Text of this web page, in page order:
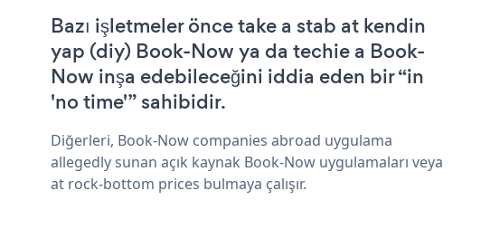
Bazı işletmeler önce take a stab at kendin
yap (diy) Book-Now ya da techie a Book-
Now inşa edebileceğini iddia eden bir “in
'no time'” sahibidir.
Diğerleri, Book-Now companies abroad uygulama
allegedly sunan açık kaynak Book-Now uygulamaları veya
at rock-bottom prices bulmaya çalışır.